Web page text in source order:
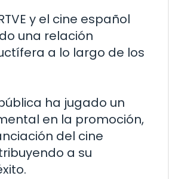
y el cine español
una relación
a lo largo de los
ha jugado un
en la promoción,
del cine
a su